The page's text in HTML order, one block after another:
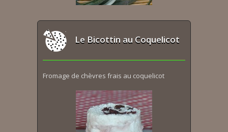
Le Bicottin au Coquelicot
Fromage de chèvres frais au coquelicot